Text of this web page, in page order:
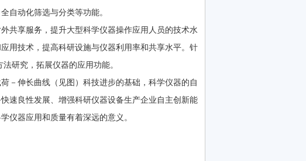
自动化筛选与分类等功能。
共享服务，提升大型科学仪器操作应用人员的技术水
用技术，提高科研设施与仪器利用率和共享水平。针
研究，拓展仪器的应用功能。
－伸长曲线（见图）科技进步的基础，科学仪器的自
速良性发展、增强科研仪器设备生产企业自主创新能
仪器应用和质量有着深远的意义。